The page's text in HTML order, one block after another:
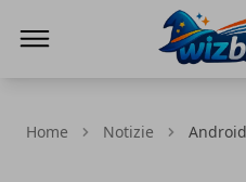
Home Notizie